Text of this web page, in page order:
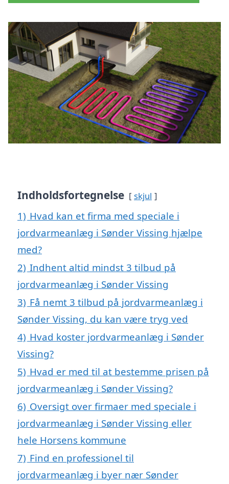
Indholdsfortegnelse skjul
1) Hvad kan et firma med speciale i
jordvarmeanlæg i Sønder Vissing hjælpe
med?
2) Indhent altid mindst 3 tilbud på
jordvarmeanlæg i Sønder Vissing
3) Få nemt 3 tilbud på jordvarmeanlæg i
Sønder Vissing, du kan være tryg ved
4) Hvad koster jordvarmeanlæg i Sønder
Vissing?
5) Hvad er med til at bestemme prisen på
jordvarmeanlæg i Sønder Vissing?
6) Oversigt over firmaer med speciale i
jordvarmeanlæg i Sønder Vissing eller
hele Horsens kommune
7) Find en professionel til
jordvarmeanlæg i byer nær Sønder